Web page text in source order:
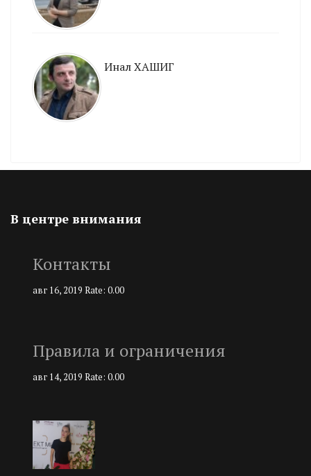
Инал ХАШИГ
В центре внимания
Контакты
авг 16, 2019 Rate: 0.00
Правила и ограничения
авг 14, 2019 Rate: 0.00